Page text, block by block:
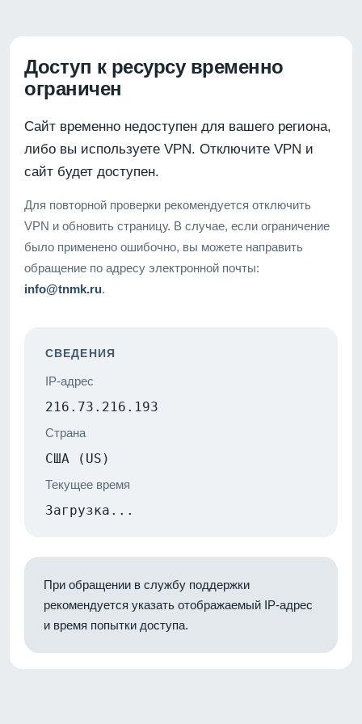
Доступ к ресурсу временно
ограничен
Сайт временно недоступен для вашего региона,
либо вы используете VPN. Отключите VPN и
сайт будет доступен.
Для повторной проверки рекомендуется отключить
VPN и обновить страницу. В случае, если ограничение
было применено ошибочно, вы можете направить
обращение по адресу электронной почты:
info@tnmk.ru.
СВЕДЕНИЯ
IP-адрес
216.73.216.193
Страна
США (US)
Текущее время
Загрузка...
При обращении в службу поддержки
рекомендуется указать отображаемый IP-адрес
и время попытки доступа.